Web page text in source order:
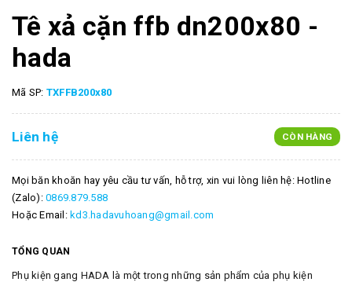
Tê xả cặn ffb dn200x80 -
hada
Mã SP: TXFFB200x80
Liên hệ CÒN HÀNG
Mọi băn khoăn hay yêu cầu tư vấn, hỗ trợ, xin vui lòng liên hệ: Hotline
(Zalo): 0869.879.588
Hoặc Email: kd3.hadavuhoang@gmail.com
TỔNG QUAN
Phụ kiện gang HADA là một trong những sản phẩm của phụ kiện